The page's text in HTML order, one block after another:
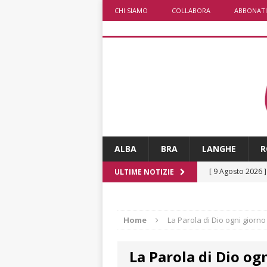
CHI SIAMO COLLABORA ABBONATI
ALBA BRA LANGHE
ULTIME NOTIZIE [ 9 Agosto 2026 ]
fiducia dei clienti
Home La Parola di Dio ogni giorno
La Parola di Dio